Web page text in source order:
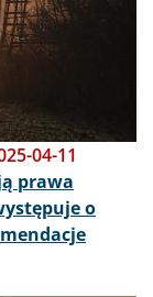
04-11
prawa
o